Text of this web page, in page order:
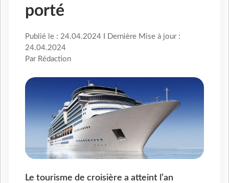
porté
Publié le : 24.04.2024 I Dernière Mise à jour :
24.04.2024
Par Rédaction
Le tourisme de croisière a atteint l’an